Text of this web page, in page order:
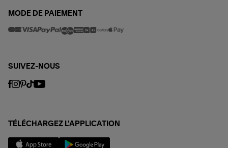
MODE DE PAIEMENT
SUIVEZ-NOUS
TÉLÉCHARGEZ L'APPLICATION